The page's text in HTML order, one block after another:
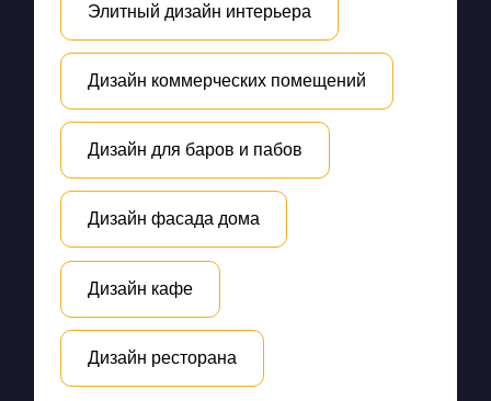
Элитный дизайн интерьера
Дизайн коммерческих помещений
Дизайн для баров и пабов
Дизайн фасада дома
Дизайн кафе
Дизайн ресторана